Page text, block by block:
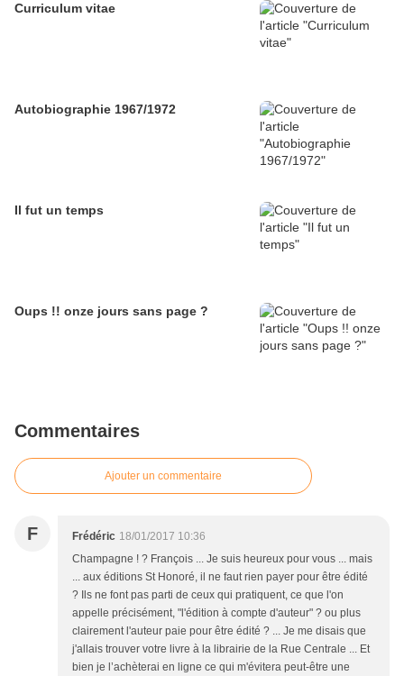
Curriculum vitae
Autobiographie 1967/1972
Il fut un temps
Oups !! onze jours sans page ?
Commentaires
Ajouter un commentaire
F Frédéric 18/01/2017 10:36
Champagne ! ? François ... Je suis heureux pour vous ... mais
... aux éditions St Honoré, il ne faut rien payer pour être édité
? Ils ne font pas parti de ceux qui pratiquent, ce que l'on
appelle précisément, "l'édition à compte d'auteur" ? ou plus
clairement l'auteur paie pour être édité ? ... Je me disais que
j'allais trouver votre livre à la librairie de la Rue Centrale ... Et
bien je l’achèterai en ligne ce qui m'évitera peut-être une